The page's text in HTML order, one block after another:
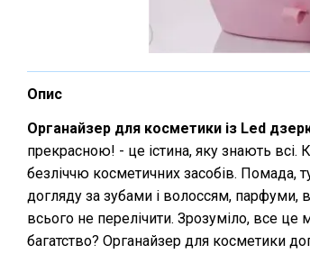
Опис
Органайзер для косметики із Led
прекрасною! - це істина, яку знають всі.
безліччю косметичних засобів. Помада,
догляду за зубами і волоссям, парфуми,
всього не перелічити. Зрозуміло, все
багатство? Органайзер для косметики